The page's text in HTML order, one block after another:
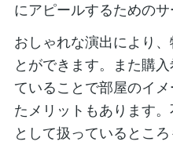
にアピールするためのサ
おしゃれな演出により
とができます。また購
ていることで部屋のイ
たメリットもあります
として扱っているとこ